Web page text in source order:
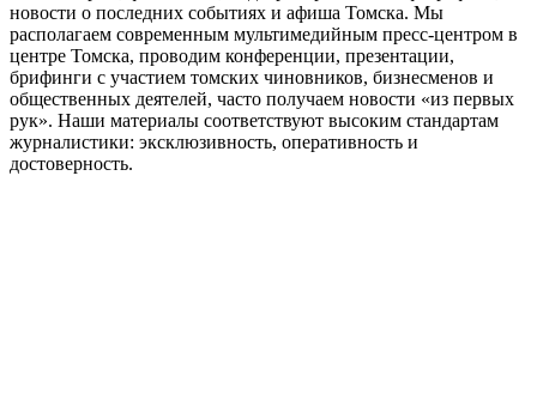
новости о последних событиях и афиша Томска. Мы
располагаем современным мультимедийным пресс-центром в
центре Томска, проводим конференции, презентации,
брифинги с участием томских чиновников, бизнесменов и
общественных деятелей, часто получаем новости «из первых
рук». Наши материалы соответствуют высоким стандартам
журналистики: эксклюзивность, оперативность и
достоверность.